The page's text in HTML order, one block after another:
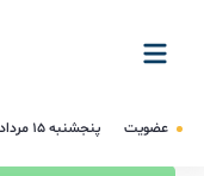
عضویت پنجشنبه ۱۵ مرداد ۱۴۰۵